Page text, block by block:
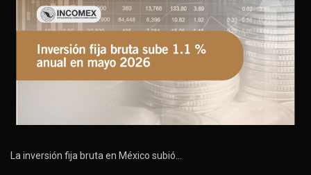
La inversión fija bruta en México subió…